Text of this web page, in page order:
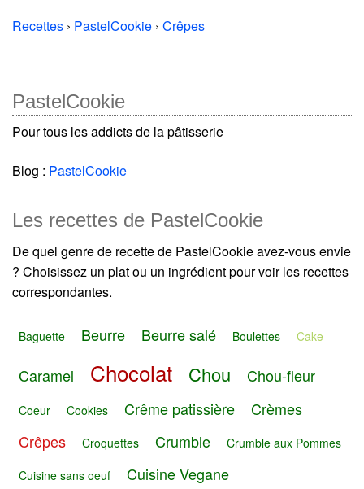
Recettes › PastelCookie › Crêpes
PastelCookie
Pour tous les addicts de la pâtisserie
Blog : PastelCookie
Les recettes de PastelCookie
De quel genre de recette de PastelCookie avez-vous envie
? Choisissez un plat ou un ingrédient pour voir les recettes
correspondantes.
Baguette Beurre Beurre salé Boulettes Cake
Caramel Chocolat Chou Chou-fleur
Coeur Cookies Crême patissière
Crèmes
Crêpes
Croquettes Crumble
Crumble aux Pommes
Cuisine sans oeuf
Cuisine Vegane